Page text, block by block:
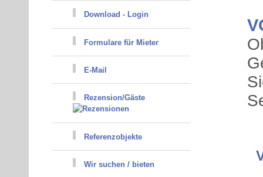
Download - Login
Formulare für Mieter
E-Mail
Rezension/Gäste
Referenzobjekte
Wir suchen / bieten